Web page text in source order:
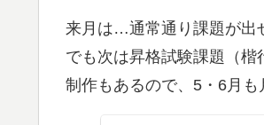
来月は…通常通り課題が出
でも次は昇格試験課題（
制作もあるので、5・6月も